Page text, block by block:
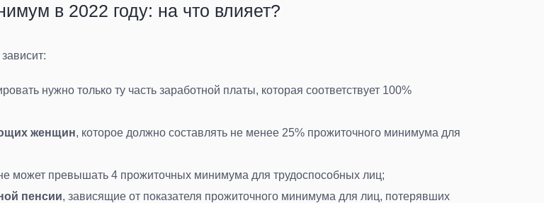
в 2022 году: на что влияет?
нужно только ту часть заработной платы, которая соответствует 100%
женщин, которое должно составлять не менее 25% прожиточного минимума для
может превышать 4 прожиточных минимума для трудоспособных лиц;
пенсии, зависящие от показателя прожиточного минимума для лиц, потерявших